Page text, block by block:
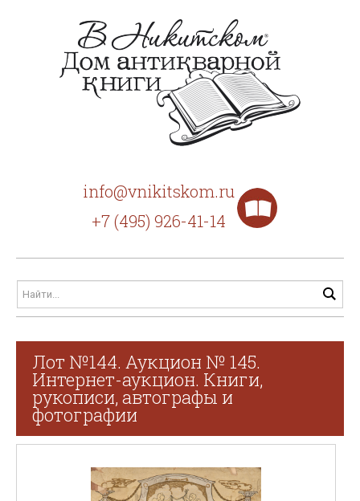
info@vnikitskom.ru
+7 (495) 926-41-14
Лот №144. Аукцион № 145.
Интернет-аукцион. Книги,
рукописи, автографы и
фотографии